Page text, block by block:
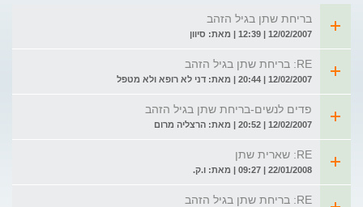
בריחת שתן בגיל הזהב
12/02/2007 | 12:39 | מאת: סיוון
RE: בריחת שתן בגיל הזהב
12/02/2007 | 20:44 | מאת: דני לא רופא ולא מטפל
פדים לנשים-בריחת שתן בגיל הזהב
12/02/2007 | 20:52 | מאת: הרצליה מרום
RE: שארית שתן
22/01/2008 | 09:27 | מאת: ו.ק.
RE: בריחת שתן בגיל הזהב